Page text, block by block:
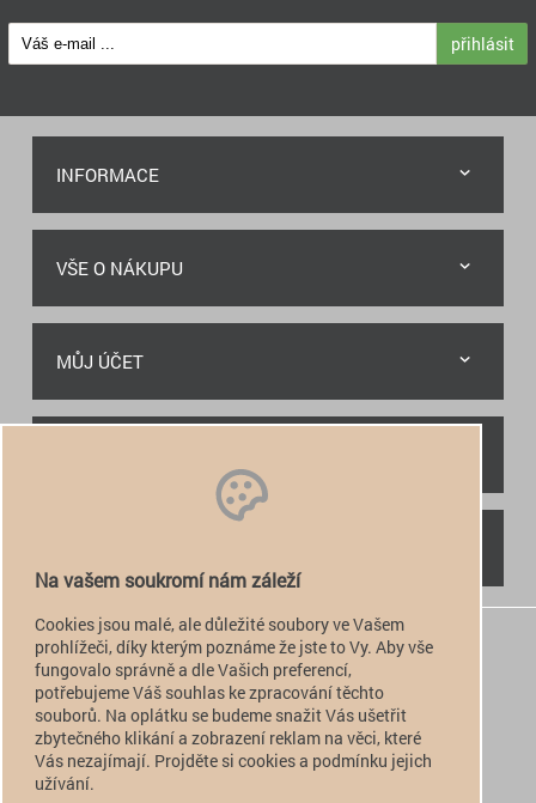
přihlásit
INFORMACE
VŠE O NÁKUPU
MŮJ ÚČET
 +420 774 949 776
 info@alfatactical.cz
verze pro PC
Na vašem soukromí nám záleží
Cookies jsou malé, ale důležité soubory ve Vašem
prohlížeči, díky kterým poznáme že jste to Vy. Aby vše
fungovalo správně a dle Vašich preferencí,
potřebujeme Váš souhlas ke zpracování těchto
souborů. Na oplátku se budeme snažit Vás ušetřit
zbytečného klikání a zobrazení reklam na věci, které
Vás nezajímají. Projděte si cookies a podmínku jejich
užívání.